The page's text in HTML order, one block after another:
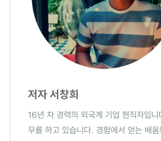
저자 서창희
16년 차 경력의 외국계 기업 현직자입
무를 하고 있습니다. 경험에서 얻는 배